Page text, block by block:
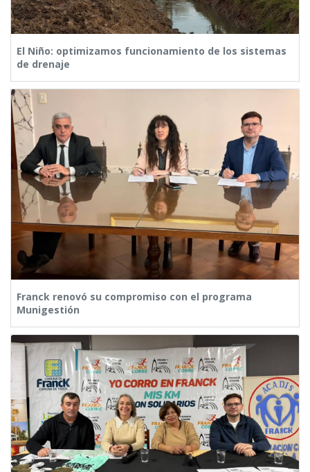
El Niño: optimizamos funcionamiento de los sistemas
de drenaje
Franck renovó su compromiso con el programa
Munigestión